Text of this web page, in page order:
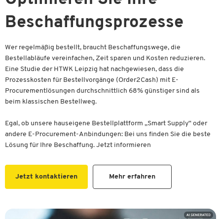
Beschaffungsprozesse
Wer regelmäßig bestellt, braucht Beschaffungswege, die
Bestellabläufe vereinfachen, Zeit sparen und Kosten reduzieren.
Eine Studie der HTWK Leipzig hat nachgewiesen, dass die
Prozesskosten für Bestellvorgänge (Order2Cash) mit E-
Procurementlösungen durchschnittlich 68% günstiger sind als
beim klassischen Bestellweg.
Egal, ob unsere hauseigene Bestellplattform „Smart Supply“ oder
andere E-Procurement-Anbindungen: Bei uns finden Sie die beste
Lösung für Ihre Beschaffung. Jetzt informieren
Jetzt kontaktieren Mehr erfahren